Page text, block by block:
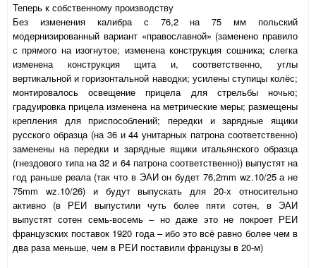
Теперь к собственному производству
Без изменения калибра с 76,2 на 75 мм польский
модернизированный вариант «православной» (заменено правило
с прямого на изогнутое; изменена конструкция сошника; слегка
изменена конструкция щита и, соответственно, углы
вертикальной и горизонтальной наводки; усилены ступицы колёс;
монтировалось освещение прицела для стрельбы ночью;
градуировка прицела изменена на метрические меры; размещены
крепления для приспособлений; передки и зарядные ящики
русского образца (на 36 и 44 унитарных патрона соответственно)
заменены на передки и зарядные ящики итальянского образца
(гнездового типа на 32 и 64 патрона соответственно)) выпустят на
год раньше реала (так что в ЭАИ он будет 76,2mm wz.10/25 а не
75mm wz.10/26) и будут выпускать для 20-х относительно
активно (в РЕИ выпустили чуть более пяти сотен, в ЭАИ
выпустят сотен семь-восемь – но даже это не покроет РЕИ
французских поставок 1920 года – ибо это всё равно более чем в
два раза меньше, чем в РЕИ поставили французы в 20-м)